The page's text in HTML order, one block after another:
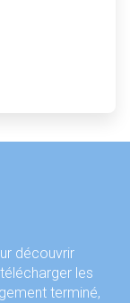
découvrir
les
terminé,